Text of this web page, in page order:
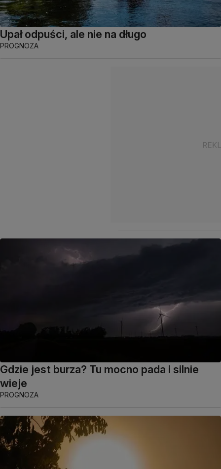
Upał odpuści, ale nie na długo
PROGNOZA
Gdzie jest burza? Tu mocno pada i silnie
wieje
PROGNOZA